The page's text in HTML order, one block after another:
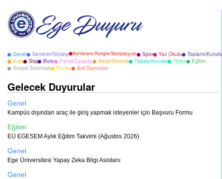
Genel Seminer/Söyleşi Konferans/Kongre/Sempozyum Spor Yaz Okulu
Toplantı/
Kurs
Staj Burs Panel/Çalıştay Sergi/Sinema Tiyatro/Konser Tören
Eğitim
Sosyal Sorumluk
Banka Acil Duyurular
Gelecek Duyurular
Genel
Kampüs dışından araç ile giriş yapmak isteyenler için Başvuru Formu
Eğitim
EÜ EGESEM Aylık Eğitim Takvimi (Ağustos 2026)
Genel
Ege Üniversitesi Yapay Zeka Bilgi Asistanı
Genel